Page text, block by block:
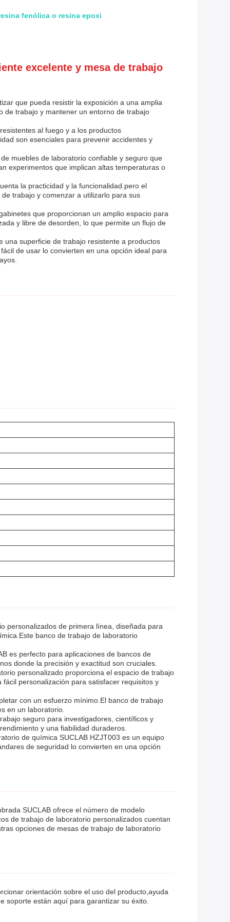
fenólica o resina epoxi
excelente y mesa de trabajo
que pueda resistir la exposición a una amplia
de trabajo y mantener un entorno de trabajo
al fuego y a los productos
son esenciales para prevenir accidentes y
muebles de laboratorio confiable y seguro que
experimentos que implican altas temperaturas o
la practicidad y la funcionalidad.pero el
trabajo y comenzar a utilizarlo para sus
que proporcionan un amplio espacio para
y libre de desorden, lo que permite un flujo de
una superficie de trabajo resistente a productos
de usar lo convierten en una opción ideal para
personalizados de primera línea, diseñada para
banco de trabajo de laboratorio
es perfecto para aplicaciones de bancos de
donde la precisión y exactitud son cruciales.
personalizado proporciona el espacio de trabajo
personalización para satisfacer requisitos y
con un esfuerzo mínimo.El banco de trabajo
en un laboratorio.
seguro para investigadores, científicos y
y una fiabilidad duraderos.
de química SUCLAB HZJT003 es un equipo
de seguridad lo convierten en una opción
SUCLAB ofrece el número de modelo
de trabajo de laboratorio personalizados cuentan
opciones de mesas de trabajo de laboratorio
orientación sobre el uso del producto,ayuda
soporte están aquí para garantizar su éxito.